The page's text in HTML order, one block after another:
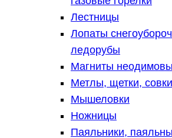
Лестницы
Лопаты
ледорубы
Магниты
Метлы, щетки, совки
Мышеловки
Ножницы
Паяльники,